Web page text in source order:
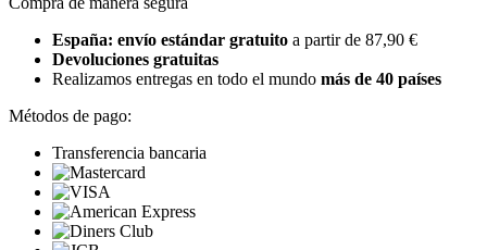
España: envío estándar gratuito a partir de 87,90 €
Devoluciones gratuitas
Realizamos entregas en todo el mundo más de 40 países
Métodos de pago:
Transferencia bancaria